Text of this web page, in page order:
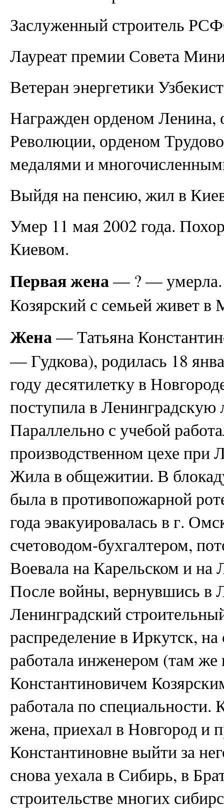
Заслуженный строитель
Лауреат премии Совета
Ветеран энергетики
Награжден орденом Ленина,
Революции, орденом
медалями и
Выйдя на пенсию, жил в
Умер 11 мая 2002 года.
Киевом.
Первая жена— ? —
Козярский с семьей живет в
Жена— Татьяна
— Гудкова), родилась 18
году десятилетку в
поступила в
Параллельно с учебой
производственном цехе при
Жила в общежитии. В
была в противопожарной
года эвакуировалась в г.
счетоводом-бухгалтером,
Воевала на Карельском и на
После войны, вернувшись в
Ленинградский
распределение в Иркутск,
работала инженером (там
Константиновичем
работала по специальности.
жена, приехал в Новгород и
Константиновне выйти за
снова уехала в Сибирь, в
строительстве многих